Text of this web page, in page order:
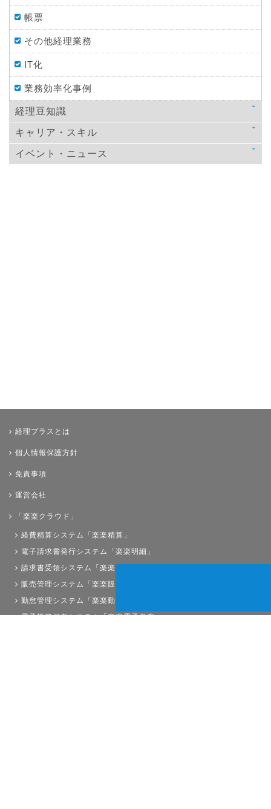
帳票
その他経理業務
IT化
業務効率化事例
経理豆知識
法律
税金
キャリア・スキル
スキルアップ
イベント・ニュース
経理プラスとは
個人情報保護方針
免責事項
運営会社
「楽楽クラウド」
経費精算システム「楽楽精算」
電子請求書発行システム「楽楽明細」
請求書受領システム「楽楽請求」
販売管理システム「楽楽販売」
勤怠管理システム「楽楽勤怠」
電子帳簿保存システム「楽楽電子保存」